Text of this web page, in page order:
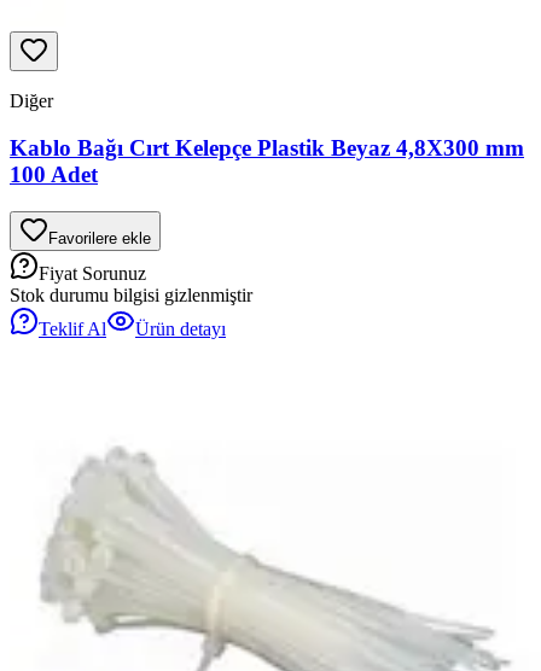
Diğer
Kablo Bağı Cırt Kelepçe Plastik Beyaz 4,8X300 mm
100 Adet
Favorilere ekle
Fiyat Sorunuz
Stok durumu bilgisi gizlenmiştir
Teklif Al
Ürün detayı